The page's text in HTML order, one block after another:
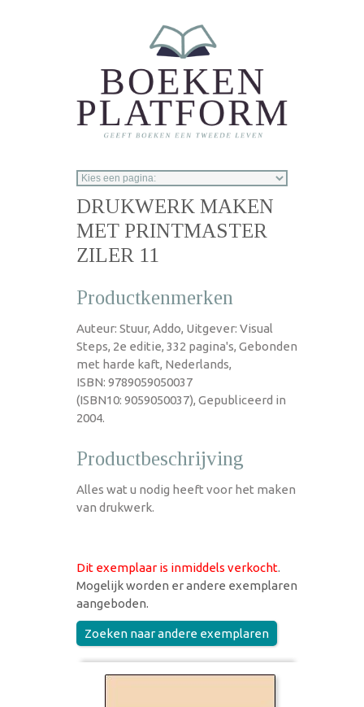
DRUKWERK MAKEN
MET PRINTMASTER
ZILER 11
Productkenmerken
Auteur: Stuur, Addo, Uitgever: Visual
Steps, 2e editie, 332 pagina's, Gebonden
met harde kaft, Nederlands,
ISBN: 9789059050037
(ISBN10: 9059050037), Gepubliceerd in
2004.
Productbeschrijving
Alles wat u nodig heeft voor het maken
van drukwerk.
Dit exemplaar is inmiddels verkocht.
Mogelijk worden er andere exemplaren
aangeboden.
Zoeken naar andere exemplaren